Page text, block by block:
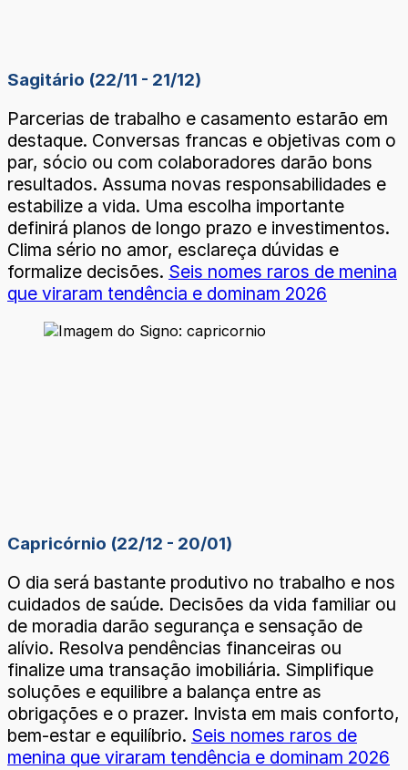
Sagitário (22/11 - 21/12)
Parcerias de trabalho e casamento estarão em
destaque. Conversas francas e objetivas com o
par, sócio ou com colaboradores darão bons
resultados. Assuma novas responsabilidades e
estabilize a vida. Uma escolha importante
definirá planos de longo prazo e investimentos.
Clima sério no amor, esclareça dúvidas e
formalize decisões. Seis nomes raros de menina
que viraram tendência e dominam 2026
Capricórnio (22/12 - 20/01)
O dia será bastante produtivo no trabalho e nos
cuidados de saúde. Decisões da vida familiar ou
de moradia darão segurança e sensação de
alívio. Resolva pendências financeiras ou
finalize uma transação imobiliária. Simplifique
soluções e equilibre a balança entre as
obrigações e o prazer. Invista em mais conforto,
bem-estar e equilíbrio. Seis nomes raros de
menina que viraram tendência e dominam 2026